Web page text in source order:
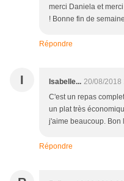
merci Daniela et
! Bonne fin de
Répondre
I Isabelle... 20/08/2018
C'est un repas
un plat très
j'aime beaucoup. Bon
Répondre